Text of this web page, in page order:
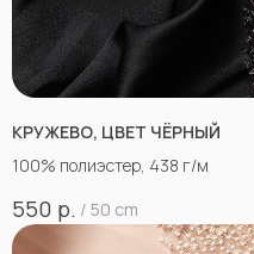
КРУЖЕВО, ЦВЕТ ЧЁРНЫЙ
100% полиэстер, 438 г/м
550 р. / 50 cm